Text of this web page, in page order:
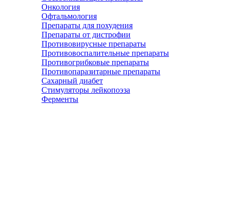
Онкология
Офтальмология
Препараты для похудения
Препараты от дистрофии
Противовирусные препараты
Противовоспалительные препараты
Противогрибковые препараты
Противопаразитарные препараты
Сахарный диабет
Стимуляторы лейкопоэза
Ферменты